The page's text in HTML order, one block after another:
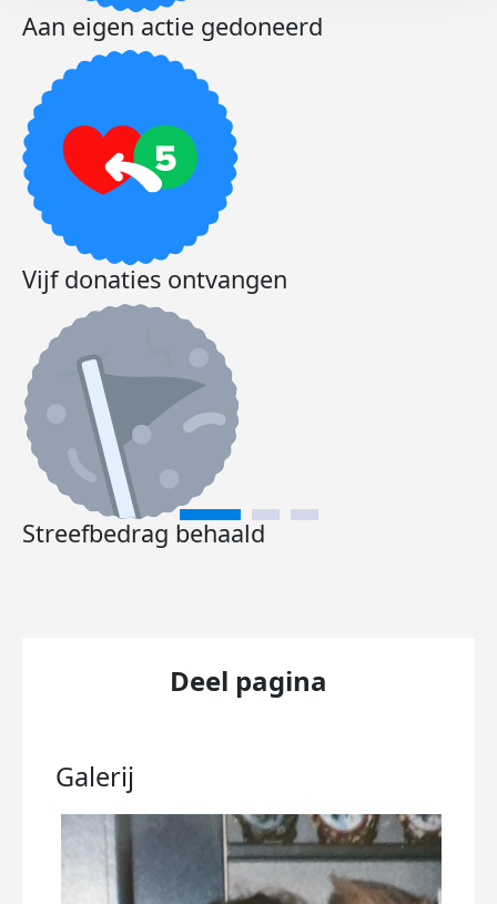
Aan eigen actie gedoneerd
Vijf donaties ontvangen
Streefbedrag behaald
Deel pagina
Galerij